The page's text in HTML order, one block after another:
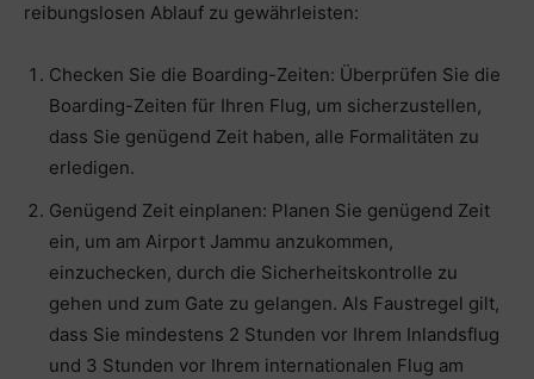
reibungslosen Ablauf zu gewährleisten:
Checken Sie die Boarding-Zeiten: Überprüfen Sie die
Boarding-Zeiten für Ihren Flug, um sicherzustellen,
dass Sie genügend Zeit haben, alle Formalitäten zu
erledigen.
Genügend Zeit einplanen: Planen Sie genügend Zeit
ein, um am Airport Jammu anzukommen,
einzuchecken, durch die Sicherheitskontrolle zu
gehen und zum Gate zu gelangen. Als Faustregel gilt,
dass Sie mindestens 2 Stunden vor Ihrem Inlandsflug
und 3 Stunden vor Ihrem internationalen Flug am